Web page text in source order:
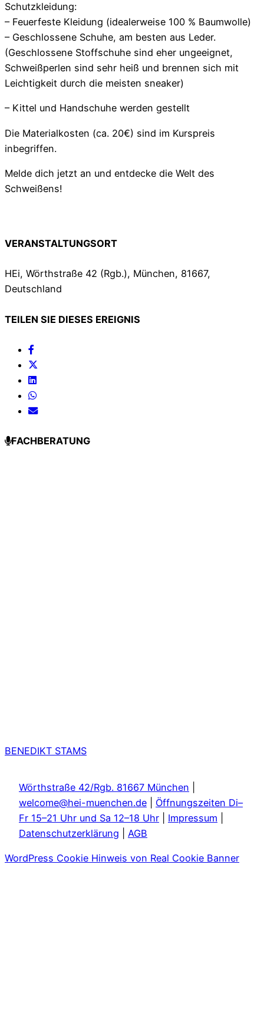
Schutzkleidung:
– Feuerfeste Kleidung (idealerweise 100 % Baumwolle)
– Geschlossene Schuhe, am besten aus Leder.
(Geschlossene Stoffschuhe sind eher ungeeignet,
Schweißperlen sind sehr heiß und brennen sich mit
Leichtigkeit durch die meisten sneaker)
– Kittel und Handschuhe werden gestellt
Die Materialkosten (ca. 20€) sind im Kurspreis
inbegriffen.
Melde dich jetzt an und entdecke die Welt des
Schweißens!
VERANSTALTUNGSORT
HEi, Wörthstraße 42 (Rgb.), München, 81667,
Deutschland
TEILEN SIE DIESES EREIGNIS
FACHBERATUNG
BENEDIKT STAMS
Wörthstraße 42/Rgb. 81667 München
welcome@hei-muenchen.de
Öffnungszeiten Di–
Fr 15–21 Uhr und Sa 12–18 Uhr
Impressum
Datenschutzerklärung
AGB
WordPress Cookie Hinweis von Real Cookie Banner